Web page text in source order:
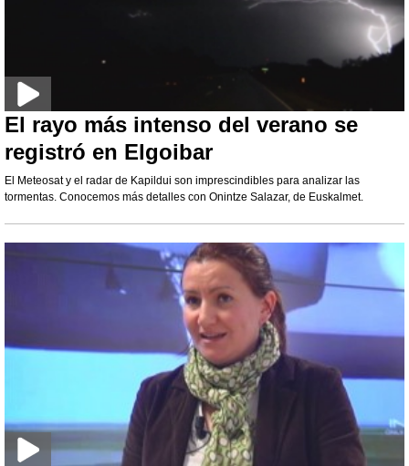
El rayo más intenso del verano se
registró en Elgoibar
El Meteosat y el radar de Kapildui son imprescindibles para analizar las
tormentas. Conocemos más detalles con Onintze Salazar, de Euskalmet.